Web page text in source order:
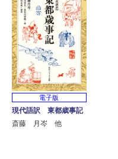
電子版
現代語訳 東都歳事記
斎藤 月岑 他